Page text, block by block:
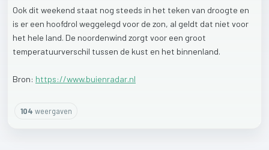
Ook dit weekend staat nog steeds in het teken van droogte en
is er een hoofdrol weggelegd voor de zon, al geldt dat niet voor
het hele land. De noordenwind zorgt voor een groot
temperatuurverschil tussen de kust en het binnenland.
Bron: https://www.buienradar.nl
104 weergaven